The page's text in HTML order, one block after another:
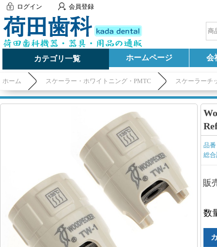
ログイン 会員登録
カテゴリ一覧 ホームページ 会
ホーム スケーラー・ホワイトニング・PMTC スケーラーチ
品
総
販
数